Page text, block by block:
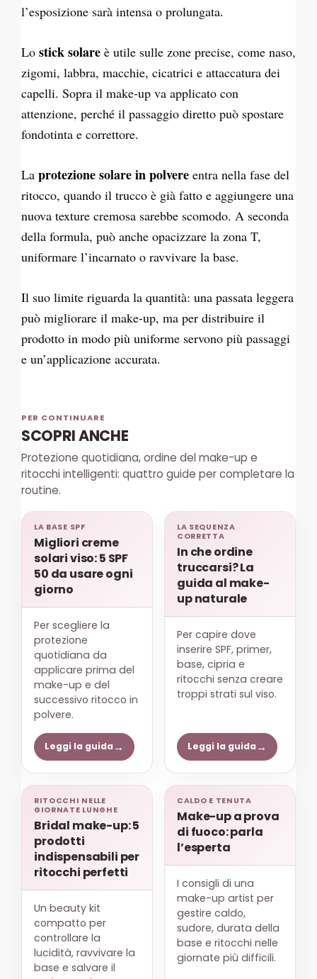
l’esposizione sarà intensa o prolungata.
Lo stick solare è utile sulle zone precise, come naso,
zigomi, labbra, macchie, cicatrici e attaccatura dei
capelli. Sopra il make-up va applicato con
attenzione, perché il passaggio diretto può spostare
fondotinta e correttore.
La protezione solare in polvere entra nella fase del
ritocco, quando il trucco è già fatto e aggiungere una
nuova texture cremosa sarebbe scomodo. A seconda
della formula, può anche opacizzare la zona T,
uniformare l’incarnato o ravvivare la base.
Il suo limite riguarda la quantità: una passata leggera
può migliorare il make-up, ma per distribuire il
prodotto in modo più uniforme servono più passaggi
e un’applicazione accurata.
PER CONTINUARE
SCOPRI ANCHE
Protezione quotidiana, ordine del make-up e
ritocchi intelligenti: quattro guide per completare la
routine.
LA BASE SPF
Migliori creme
solari viso: 5 SPF
50 da usare ogni
giorno
Per scegliere la
protezione
quotidiana da
applicare prima del
make-up e del
successivo ritocco in
polvere.
Leggi la guida
LA SEQUENZA
CORRETTA
In che ordine
truccarsi? La
guida al make-
up naturale
Per capire dove
inserire SPF, primer,
base, cipria e
ritocchi senza creare
troppi strati sul viso.
Leggi la guida
RITOCCHI NELLE
GIORNATE LUNGHE
Bridal make-up: 5
prodotti
indispensabili per
ritocchi perfetti
Un beauty kit
compatto per
controllare la
lucidità, ravvivare la
base e salvare il
CALDO E TENUTA
Make-up a prova
di fuoco: parla
l’esperta
I consigli di una
make-up artist per
gestire caldo,
sudore, durata della
base e ritocchi nelle
giornate più difficili.